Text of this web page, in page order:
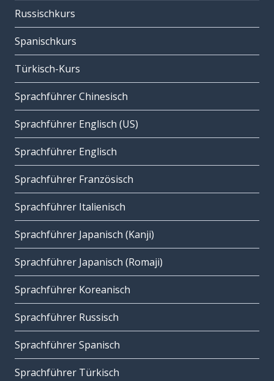
Russischkurs
Spanischkurs
Türkisch-Kurs
Sprachführer Chinesisch
Sprachführer Englisch (US)
Sprachführer Englisch
Sprachführer Französisch
Sprachführer Italienisch
Sprachführer Japanisch (Kanji)
Sprachführer Japanisch (Romaji)
Sprachführer Koreanisch
Sprachführer Russisch
Sprachführer Spanisch
Sprachführer Türkisch